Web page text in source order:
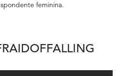
feminina.